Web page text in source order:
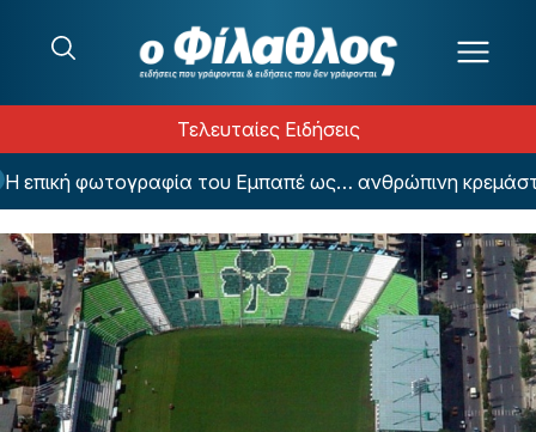
Τελευταίες Ειδήσεις
φωτογραφία του Εμπαπέ ως… ανθρώπινη κρεμάστρα